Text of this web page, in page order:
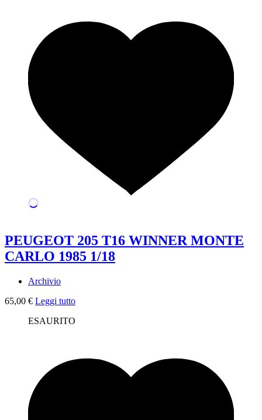
PEUGEOT 205 T16 WINNER MONTE
CARLO 1985 1/18
Archivio
65,00 € Leggi tutto
ESAURITO